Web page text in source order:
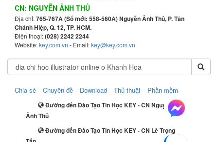
CN: NGUYỄN ẢNH THỦ
Địa chỉ:765-767A (Số mới: 558-560A) Nguyễn Ảnh Thủ, P. Tân
Chánh Hiệp, Q. 12, TP. HCM.
Điện thoại:(028) 2242 2244
Website:key.com.vn - Email:key@key.com.vn
Chia sẻ Chuyên đề Download Thủ thuật Phần mềm
Đường đến Đào Tạo Tin Học KEY - CN Nguyễn
Ảnh Thủ
Đường đến Đào Tạo Tin Học KEY - CN Lê Trọng